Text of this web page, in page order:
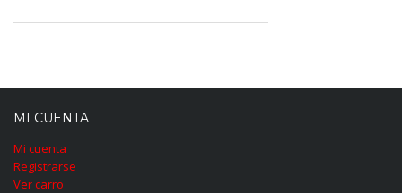
MI CUENTA
Mi cuenta
Registrarse
Ver carro